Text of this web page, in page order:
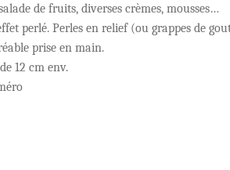
de fruits, diverses crèmes, mousses…
perlé. Perles en relief (ou grappes de
prise en main.
12 cm env.